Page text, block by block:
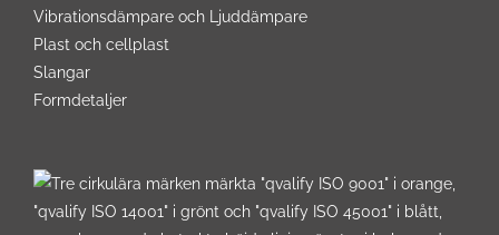
Vibrationsdämpare och Ljuddämpare
Plast och cellplast
Slangar
Formdetaljer